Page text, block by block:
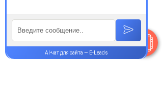
Пн-Пт:9.00-18.00
Сб-Вс:10.00-16.00